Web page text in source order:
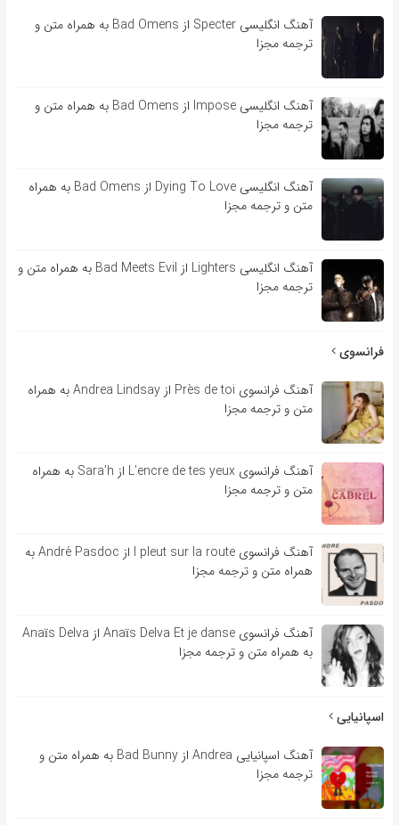
آهنگ انگلیسی Specter از Bad Omens به همراه متن و
ترجمه مجزا
آهنگ انگلیسی Impose از Bad Omens به همراه متن و
ترجمه مجزا
آهنگ انگلیسی Dying To Love از Bad Omens به همراه
متن و ترجمه مجزا
آهنگ انگلیسی Lighters از Bad Meets Evil به همراه متن و
ترجمه مجزا
فرانسوی
آهنگ فرانسوی Près de toi از Andrea Lindsay به همراه
متن و ترجمه مجزا
آهنگ فرانسوی L’encre de tes yeux از Sara’h به همراه
متن و ترجمه مجزا
آهنگ فرانسوی l pleut sur la route از André Pasdoc به
همراه متن و ترجمه مجزا
آهنگ فرانسوی Anaïs Delva Et je danse از Anaïs Delva
به همراه متن و ترجمه مجزا
اسپانیایی
آهنگ اسپانیایی Andrea از Bad Bunny به همراه متن و
ترجمه مجزا